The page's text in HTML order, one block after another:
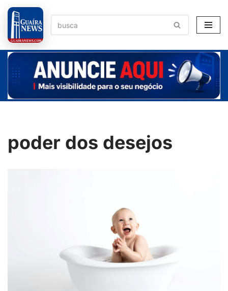
Pular
para
o
conteúdo
poder dos desejos